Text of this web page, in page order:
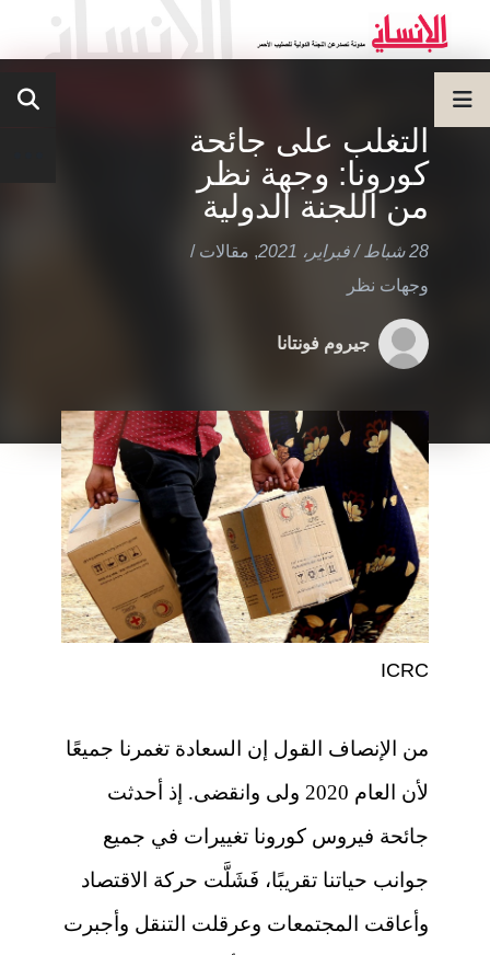
التغلب على جائحة
كورونا: وجهة نظر
من اللجنة الدولية
28 شباط / فبراير، 2021 , مقالات /
وجهات نظر
جيروم فونتانا
ICRC
من الإنصاف القول إن السعادة تغمرنا جميعًا
لأن العام 2020 ولى وانقضى. إذ أحدثت
جائحة فيروس كورونا تغييرات في جميع
جوانب حياتنا تقريبًا، فَشَلَّت حركة الاقتصاد
وأعاقت المجتمعات وعرقلت التنقل وأجبرت